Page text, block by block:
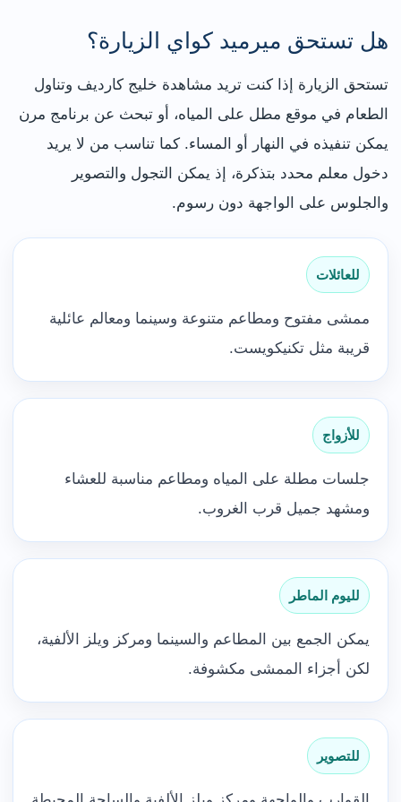
هل تستحق ميرميد كواي الزيارة؟
تستحق الزيارة إذا كنت تريد مشاهدة خليج كارديف وتناول
الطعام في موقع مطل على المياه، أو تبحث عن برنامج مرن
يمكن تنفيذه في النهار أو المساء. كما تناسب من لا يريد
دخول معلم محدد بتذكرة، إذ يمكن التجول والتصوير
والجلوس على الواجهة دون رسوم.
للعائلات
ممشى مفتوح ومطاعم متنوعة وسينما ومعالم عائلية
قريبة مثل تكنيكويست.
للأزواج
جلسات مطلة على المياه ومطاعم مناسبة للعشاء
ومشهد جميل قرب الغروب.
لليوم الماطر
يمكن الجمع بين المطاعم والسينما ومركز ويلز الألفية،
لكن أجزاء الممشى مكشوفة.
للتصوير